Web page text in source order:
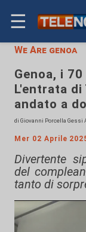
☰
We Are genoa
Genoa, i
L'entrata
andato a
di Giovanni Porcella Gessi
Mer 02 Aprile
Divertente
del
tanto di